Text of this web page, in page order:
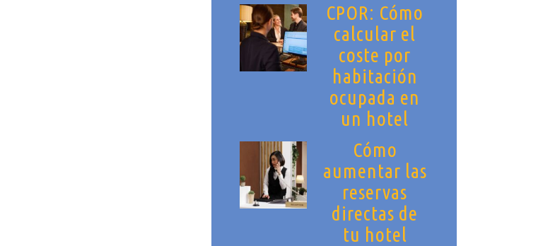
CPOR: Cómo
calcular el
coste por
habitación
ocupada en
un hotel
Cómo
aumentar las
reservas
directas de
tu hotel